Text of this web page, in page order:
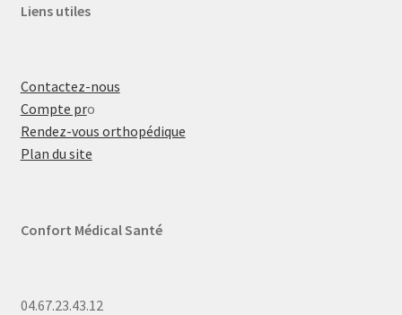
Liens utiles
Contactez-nous
Compte pro
Rendez-vous orthopédique
Plan du site
Confort Médical Santé
04.67.23.43.12